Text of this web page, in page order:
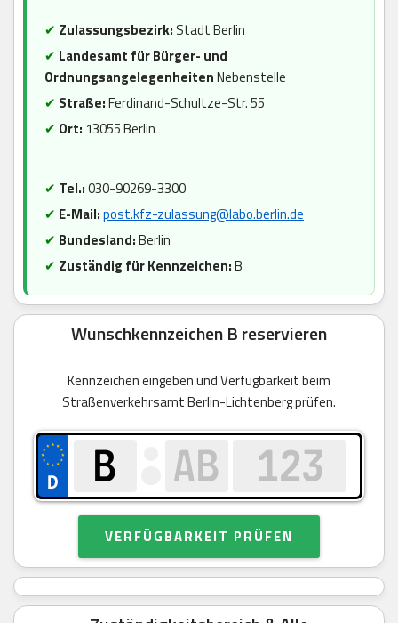
✔ Zulassungsbezirk: Stadt Berlin
✔ Landesamt für Bürger- und
OrdnungsangelegenheitenNebenstelle
✔ Straße:Ferdinand-Schultze-Str. 55
✔ Ort: 13055 Berlin
✔ Tel.:030-90269-3300
✔ E-Mail:post.kfz-zulassung@labo.berlin.de
✔ Bundesland:Berlin
✔ Zuständig für Kennzeichen:B
Wunschkennzeichen B reservieren
Kennzeichen eingeben und Verfügbarkeit beim
Straßenverkehrsamt Berlin-Lichtenberg prüfen.
VERFÜGBARKEIT PRÜFEN